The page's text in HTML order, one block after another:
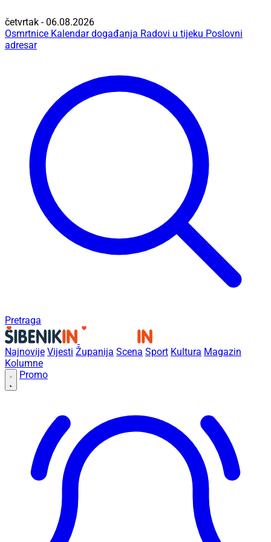
četvrtak - 06.08.2026
Osmrtnice Kalendar događanja Radovi u tijeku Poslovni
adresar
Pretraga
Najnovije Vijesti Županija Scena Sport Kultura Magazin
Kolumne
Promo